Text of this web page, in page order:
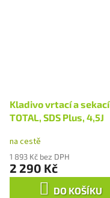
Kladivo vrtací a sekací
TOTAL, SDS Plus, 4,5J
na cestě
1 893 Kč bez DPH
2 290 Kč
DO KOŠÍKU